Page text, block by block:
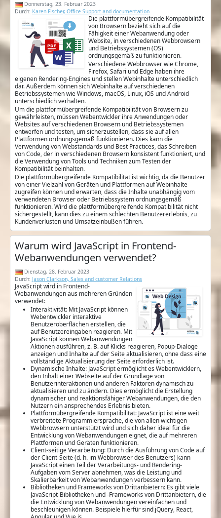
Donnerstag, 23. Februar 2023
Durch: Karen Fischer, Office Support and documentation
Die plattformübergreifende Kompatibilität
von Browsern bezieht sich auf die
Fähigkeit einer Webanwendung oder
Website, in verschiedenen Webbrowsern
und Betriebssystemen (OS)
ordnungsgemäß zu funktionieren.
Verschiedene Webbrowser wie Chrome,
Firefox, Safari und Edge haben ihre
eigenen Rendering-Engines und stellen Webinhalte unterschiedlich
dar. Außerdem können sich Webinhalte auf verschiedenen
Betriebssystemen wie Windows, macOS, Linux, iOS und Android
unterschiedlich verhalten.
Um die plattformübergreifende Kompatibilität von Browsern zu
gewährleisten, müssen Webentwickler ihre Anwendungen oder
Websites auf verschiedenen Browsern und Betriebssystemen
entwerfen und testen, um sicherzustellen, dass sie auf allen
Plattformen ordnungsgemäß funktionieren. Dies kann die
Verwendung von Webstandards und Best Practices, das Schreiben
von Code, der in verschiedenen Browsern konsistent funktioniert, und
die Verwendung von Tools und Techniken zum Testen der
Kompatibilität beinhalten.
Die plattformübergreifende Kompatibilität ist wichtig, da die Benutzer
von einer Vielzahl von Geräten und Plattformen auf Webinhalte
zugreifen können und erwarten, dass die Inhalte unabhängig vom
verwendeten Browser oder Betriebssystem ordnungsgemäß
funktionieren. Wird die plattformübergreifende Kompatibilität nicht
sichergestellt, kann dies zu einem schlechten Benutzererlebnis, zu
Kundenverlusten und Umsatzeinbußen führen.
Warum wird JavaScript in Frontend-
Webanwendungen verwendet?
Dienstag, 28. Februar 2023
Durch: Jason Clarkson, Sales and customer Relations
JavaScript wird in Frontend-
Webanwendungen aus mehreren Gründen
verwendet:
Interaktivität: Mit JavaScript können
Webentwickler interaktive
Benutzeroberflächen erstellen, die
auf Benutzereingaben reagieren. Mit
JavaScript können Webanwendungen
Aktionen ausführen, z. B. auf Klicks reagieren, Popup-Dialoge
anzeigen und Inhalte auf der Seite aktualisieren, ohne dass eine
vollständige Aktualisierung der Seite erforderlich ist.
Dynamische Inhalte: JavaScript ermöglicht es Webentwicklern,
den Inhalt einer Webseite auf der Grundlage von
Benutzerinteraktionen und anderen Faktoren dynamisch zu
aktualisieren und zu ändern. Dies ermöglicht die Erstellung
dynamischer und reaktionsfähiger Webanwendungen, die den
Nutzern ein ansprechendes Erlebnis bieten.
Plattformübergreifende Kompatibilität: JavaScript ist eine weit
verbreitete Programmiersprache, die von allen wichtigen
Webbrowsern unterstützt wird und sich daher ideal für die
Entwicklung von Webanwendungen eignet, die auf mehreren
Plattformen und Geräten funktionieren.
Client-seitige Verarbeitung: Durch die Ausführung von Code auf
der Client-Seite (d. h. im Webbrowser des Benutzers) kann
JavaScript einen Teil der Verarbeitungs- und Rendering-
Aufgaben vom Server abnehmen, was die Leistung und
Skalierbarkeit von Webanwendungen verbessern kann.
Bibliotheken und Frameworks von Drittanbietern: Es gibt viele
JavaScript-Bibliotheken und -Frameworks von Drittanbietern, die
die Entwicklung von Webanwendungen vereinfachen und
beschleunigen können. Beispiele hierfür sind jQuery, React,